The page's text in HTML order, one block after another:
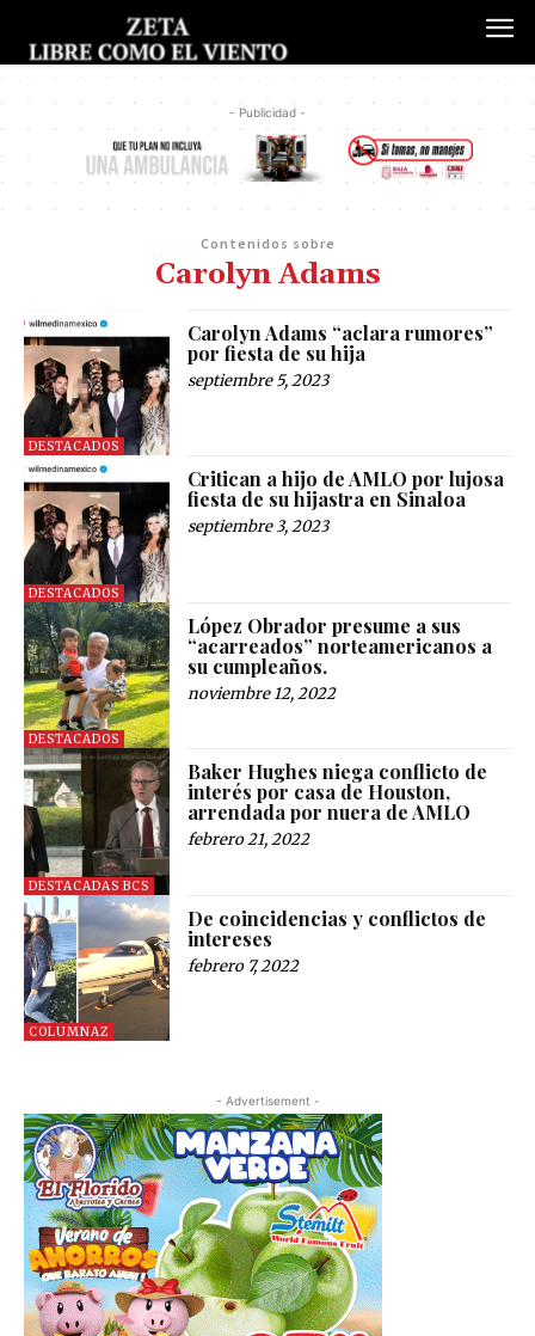
- Publicidad -
Contenidos sobre
Carolyn Adams
DESTACADOS
Carolyn Adams “aclara rumores”
por fiesta de su hija
septiembre 5, 2023
DESTACADOS
Critican a hijo de AMLO por lujosa
fiesta de su hijastra en Sinaloa
septiembre 3, 2023
DESTACADOS
López Obrador presume a sus
“acarreados” norteamericanos a
su cumpleaños.
noviembre 12, 2022
DESTACADAS BCS
Baker Hughes niega conflicto de
interés por casa de Houston,
arrendada por nuera de AMLO
febrero 21, 2022
COLUMNAZ
De coincidencias y conflictos de
intereses
febrero 7, 2022
- Advertisement -